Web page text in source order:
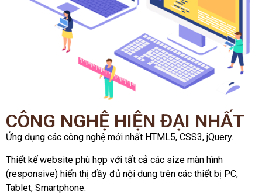
CÔNG NGHỆ HIỆN ĐẠI NHẤT
Ứng dụng các công nghệ mới nhất HTML5, CSS3, jQuery.
Thiết kế website phù hợp với tất cả các size màn hình
(responsive) hiển thị đầy đủ nội dung trên các thiết bị PC,
Tablet, Smartphone.